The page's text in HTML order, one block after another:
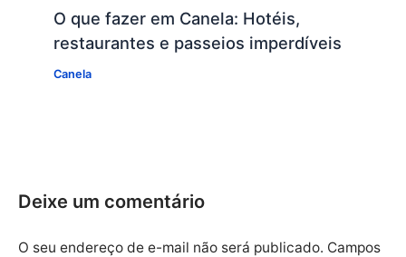
O que fazer em Canela: Hotéis,
restaurantes e passeios imperdíveis
Canela
Deixe um comentário
O seu endereço de e-mail não será publicado. Campos